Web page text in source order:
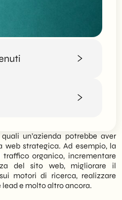
delle consulenze web
aspettare con una
SHM Studio
la consulenza
indispensabile per
presenza online
performante,
“fai-da-te” attraverso
una pianificazione
un’azienda potrebbe aver
web strategica. Ad esempio, la
organico, incrementare
del sito web, migliorare il
motori di ricerca, realizzare
e molto altro ancora.